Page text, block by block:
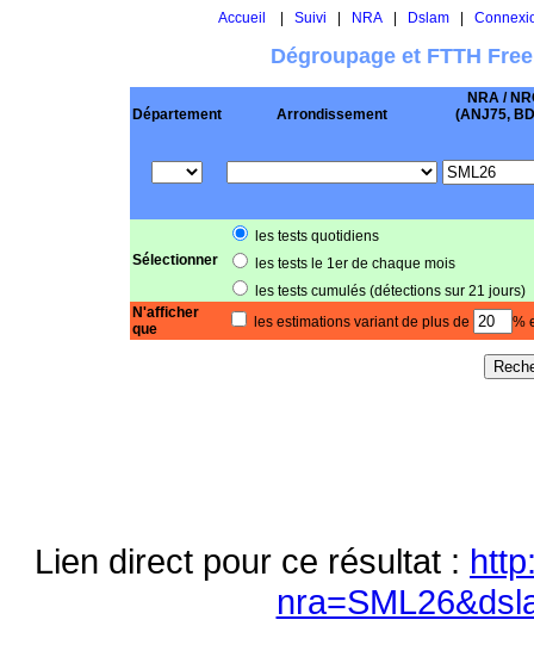
Accueil Suivi NRA| Dslam|
Dégroupage et FTTH
Département Arrondissement
NRA /
(ANJ75,
Sélectionner
les tests quotidiens
les tests le 1er de chaque mois
les tests cumulés (détections sur 21 jours)
N'afficher
que
les estimations variant de plus de %
Lien direct pour ce résultat :